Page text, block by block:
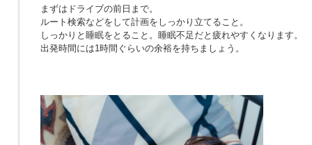
まずはドライブの前日まで。
ルート検索などをして計画をしっかり立てること。
しっかりと睡眠をとること。睡眠不足だと疲れやすくなります。
出発時間には1時間ぐらいの余裕を持ちましょう。